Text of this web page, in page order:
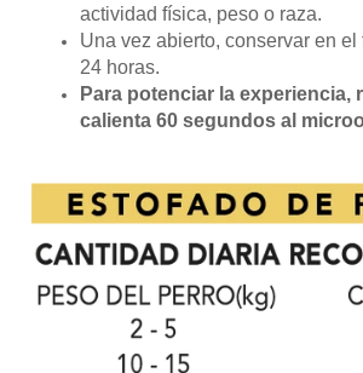
actividad física, peso o raza.
Una vez abierto, conservar en el
24 horas.
Para potenciar la experiencia,
calienta 60 segundos al